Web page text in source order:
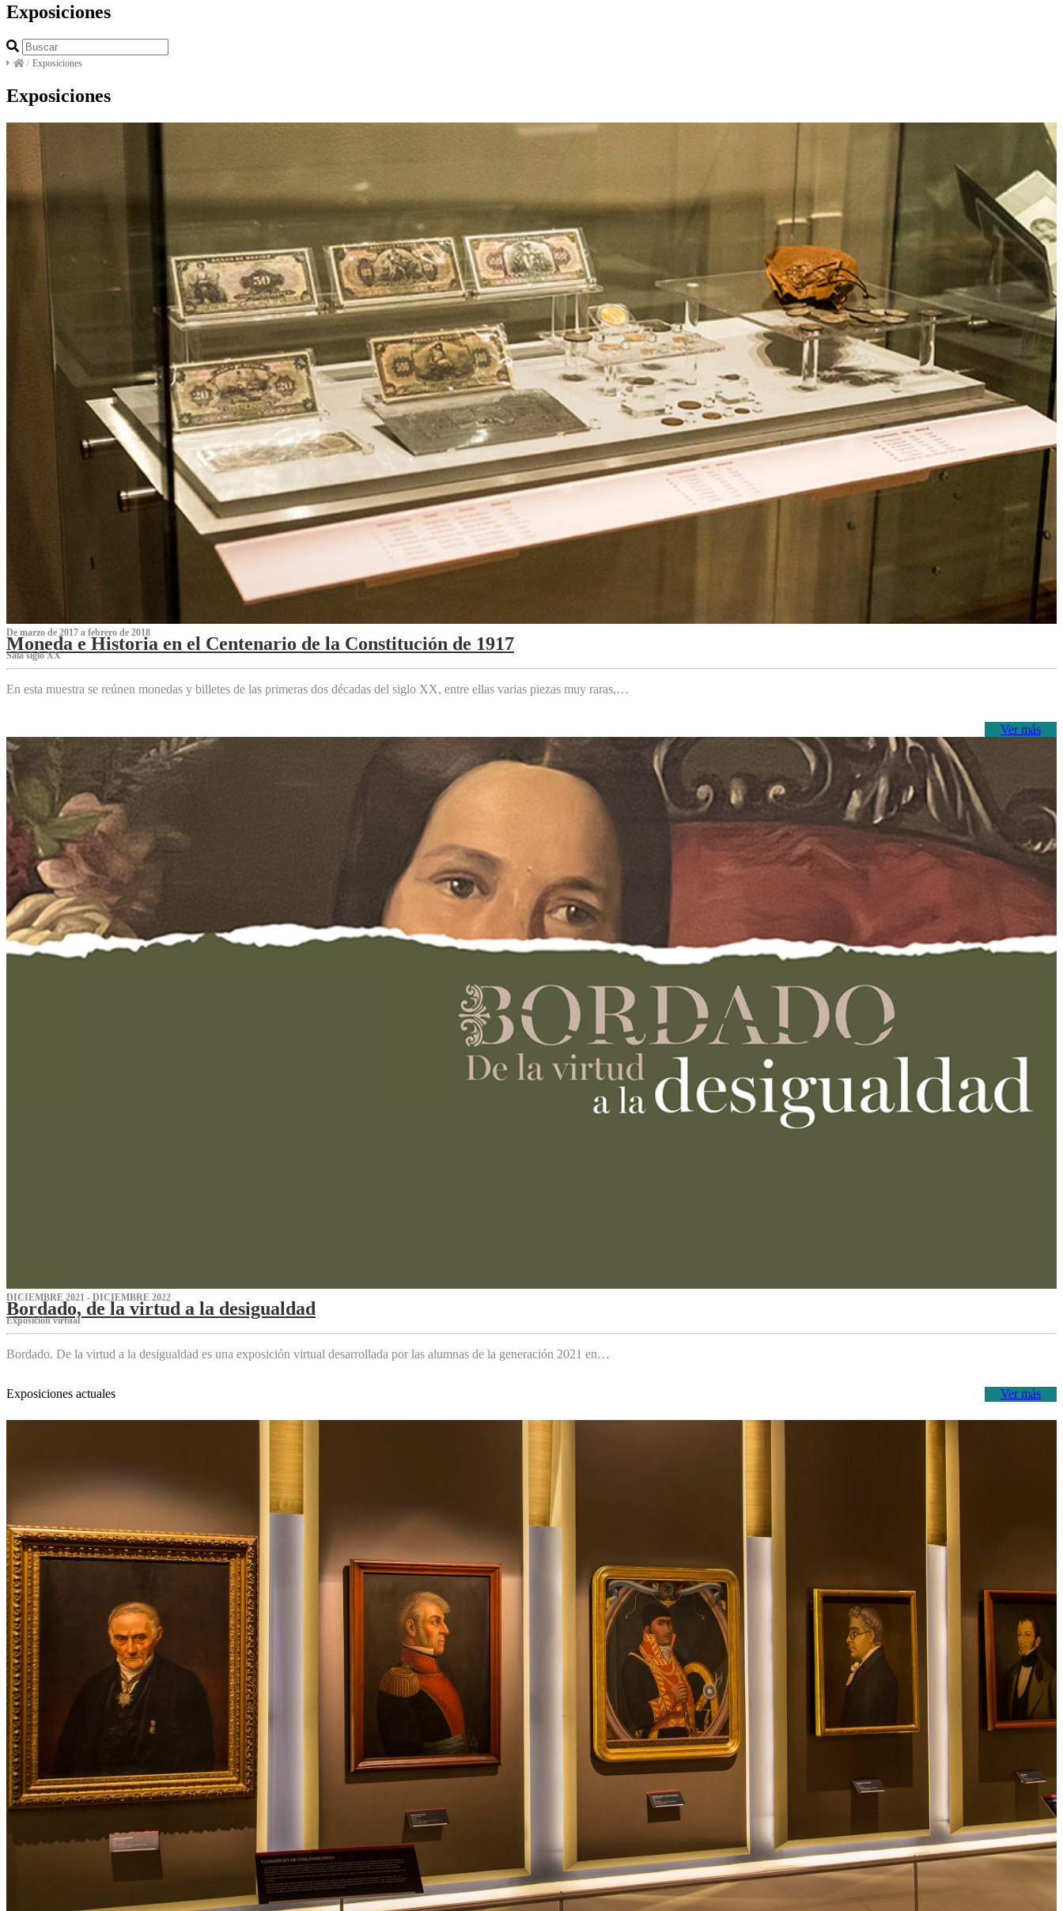
Exposiciones
/ Exposiciones
Exposiciones
De marzo de 2017 a febrero de 2018
Moneda e Historia en el Centenario de la Constitución de 1917
Sala siglo XX
En esta muestra se reúnen monedas y billetes de las primeras dos décadas del siglo XX, entre ellas varias piezas muy raras,…
Ver más
DICIEMBRE 2021 - DICIEMBRE 2022
Bordado, de la virtud a la desigualdad
Exposición virtual‌
Bordado. De la virtud a la desigualdad es una exposición virtual desarrollada por las alumnas de la generación 2021 en…
Ver más
Exposiciones actuales